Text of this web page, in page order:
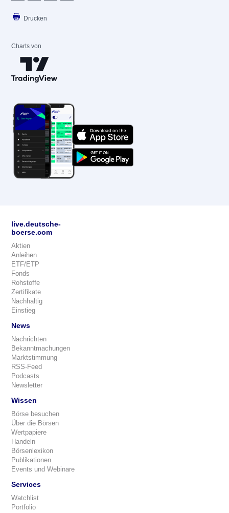
Drucken
Charts von
live.deutsche-
boerse.com
Aktien
Anleihen
ETF/ETP
Fonds
Rohstoffe
Zertifikate
Nachhaltig
Einstieg
News
Nachrichten
Bekanntmachungen
Marktstimmung
RSS-Feed
Podcasts
Newsletter
Wissen
Börse besuchen
Über die Börsen
Wertpapiere
Handeln
Börsenlexikon
Publikationen
Events und Webinare
Services
Watchlist
Portfolio